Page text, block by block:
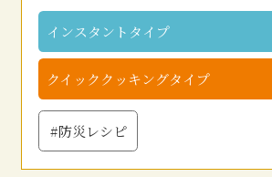
インスタントタイプ
クイッククッキングタイプ
#防災レシピ